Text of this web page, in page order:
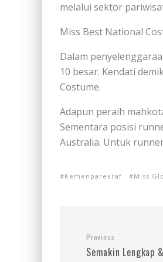
melalui sektor
Miss Best National
Dalam
10 besar. Kendati
Costume.
Adapun peraih
Sementara posisi
Australia. Untuk
Kemenparekraf Miss
Previous
Semakin Lengkap